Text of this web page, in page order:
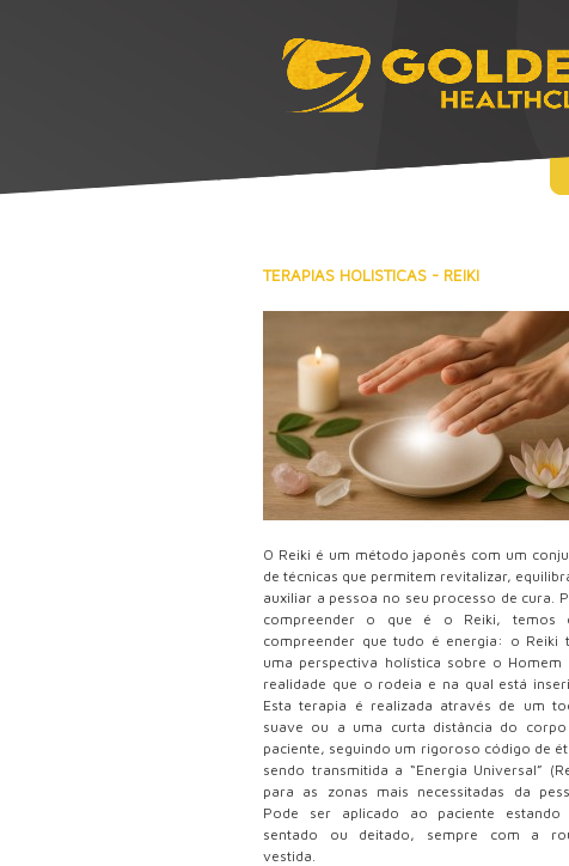
TERAPIAS HOLISTICAS - REIKI
O Reiki é um método japonês com um
de técnicas que permitem revitalizar,
auxiliar a pessoa no seu processo de cura.
compreender o que é o Reiki, temos
compreender que tudo é energia: o Reiki
uma perspectiva holística sobre o Homem
realidade que o rodeia e na qual está
Esta terapia é realizada através de um
suave ou a uma curta distância do
paciente, seguindo um rigoroso código de
sendo transmitida a “Energia Universal”
para as zonas mais necessitadas da
Pode ser aplicado ao paciente estando
sentado ou deitado, sempre com a
vestida.